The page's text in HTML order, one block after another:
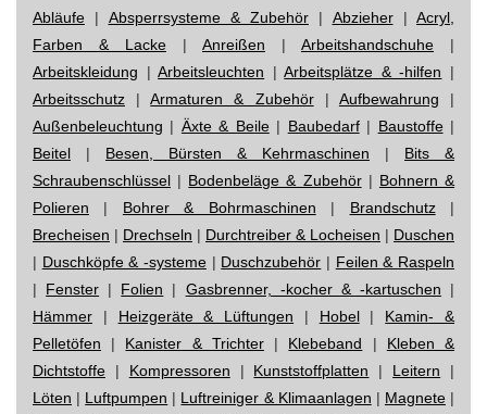
Abläufe | Absperrsysteme & Zubehör | Abzieher| Acryl,
Farben & Lacke | Anreißen | Arbeitshandschuhe |
Arbeitskleidung |Arbeitsleuchten |Arbeitsplätze & -hilfen |
Arbeitsschutz |Armaturen & Zubehör| Aufbewahrung |
Außenbeleuchtung | Äxte & Beile| Baubedarf| Baustoffe|
Beitel | Besen, Bürsten & Kehrmaschinen | Bits &
Schraubenschlüssel | Bodenbeläge & Zubehör| Bohnern &
Polieren | Bohrer & Bohrmaschinen | Brandschutz|
Brecheisen | Drechseln | Durchtreiber & Locheisen | Duschen
| Duschköpfe & -systeme | Duschzubehör | Feilen & Raspeln
| Fenster | Folien | Gasbrenner, -kocher & -kartuschen |
Hämmer | Heizgeräte & Lüftungen | Hobel| Kamin- &
Pelletöfen | Kanister & Trichter| Klebeband | Kleben &
Dichtstoffe | Kompressoren | Kunststoffplatten | Leitern |
Löten | Luftpumpen | Luftreiniger & Klimaanlagen | Magnete|